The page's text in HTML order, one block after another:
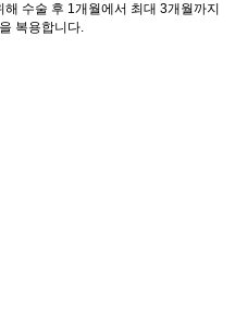
수술 후 1개월에서 최대 3개월까지
복용합니다.